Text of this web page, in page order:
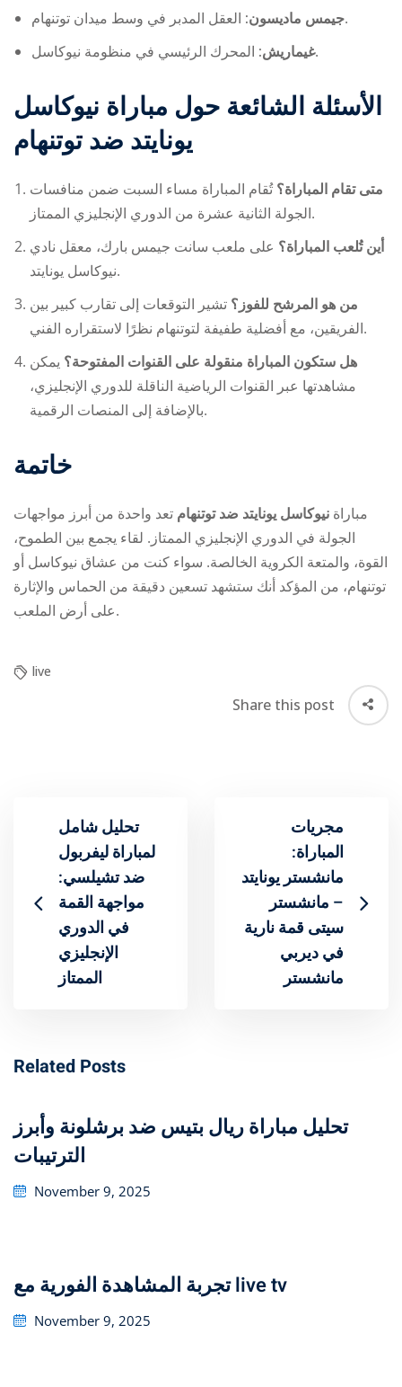
جيمس ماديسون:العقل المدبر في وسط ميدان توتنهام.
غيماريش:المحرك الرئيسي في منظومة نيوكاسل.
الأسئلة الشائعة حول مباراة نيوكاسل
يونايتد ضد توتنهام
متى تقام المباراة؟تُقام المباراة مساء السبت ضمن منافسات
الجولة الثانية عشرة من الدوري الإنجليزي الممتاز.
أين تُلعب المباراة؟ على ملعب سانت جيمس بارك، معقل نادي
نيوكاسل يونايتد.
من هو المرشح للفوز؟ تشير التوقعات إلى تقارب كبير بين
الفريقين، مع أفضلية طفيفة لتوتنهام نظرًا لاستقراره الفني.
هل ستكون المباراة منقولة على القنوات المفتوحة؟ يمكن
مشاهدتها عبر القنوات الرياضية الناقلة للدوري الإنجليزي،
بالإضافة إلى المنصات الرقمية.
خاتمة
مباراة نيوكاسل يونايتد ضد توتنهام تعد واحدة من أبرز مواجهات
الجولة في الدوري الإنجليزي الممتاز. لقاء يجمع بين الطموح،
القوة، والمتعة الكروية الخالصة. سواء كنت من عشاق نيوكاسل أو
توتنهام، من المؤكد أنك ستشهد تسعين دقيقة من الحماس والإثارة
على أرض الملعب.
live
Share this post
تحليل شامل
لمباراة ليفربول
ضد تشيلسي:
مواجهة القمة
في الدوري
الإنجليزي
الممتاز
مجريات
المباراة:
مانشستر يونايتد
– مانشستر
سيتى قمة نارية
في ديربي
مانشستر
Related Posts
تحليل مباراة ريال بتيس ضد برشلونة وأبرز
الترتيبات
Posted
November 9, 2025
تجربة المشاهدة الفورية مع live tv
Posted
November 9, 2025